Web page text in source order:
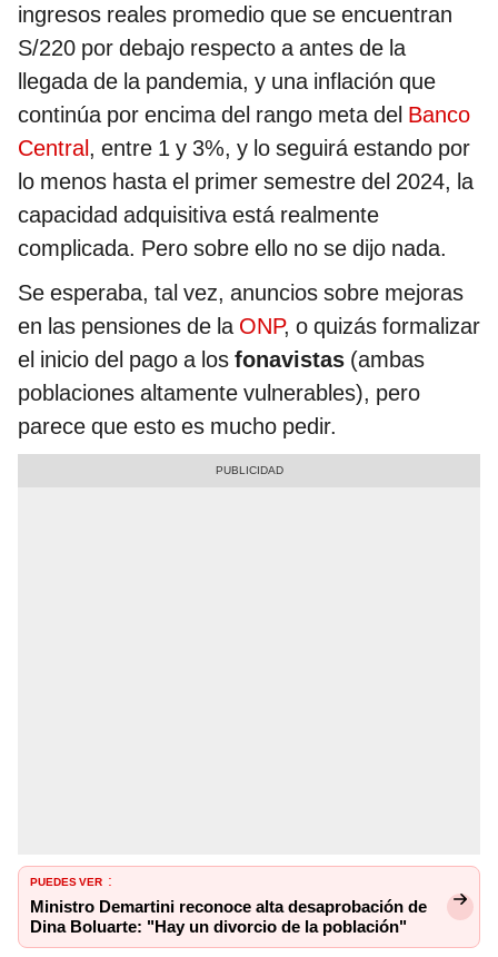
ingresos reales promedio que se encuentran
S/220 por debajo respecto a antes de la
llegada de la pandemia, y una inflación que
continúa por encima del rango meta del Banco
Central, entre 1 y 3%, y lo seguirá estando por
lo menos hasta el primer semestre del 2024, la
capacidad adquisitiva está realmente
complicada. Pero sobre ello no se dijo nada.
Se esperaba, tal vez, anuncios sobre mejoras
en las pensiones de la ONP, o quizás formalizar
el inicio del pago a los fonavistas (ambas
poblaciones altamente vulnerables), pero
parece que esto es mucho pedir.
PUEDES VER :
Ministro Demartini reconoce alta desaprobación de
Dina Boluarte: "Hay un divorcio de la población"